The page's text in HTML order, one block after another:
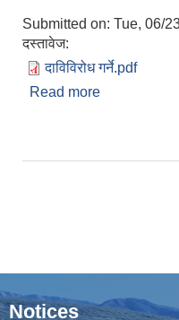
Submitted on: Tue, 06/
दस्तावेज:
दाविविरोध गर्ने.pdf
Read more
Notices